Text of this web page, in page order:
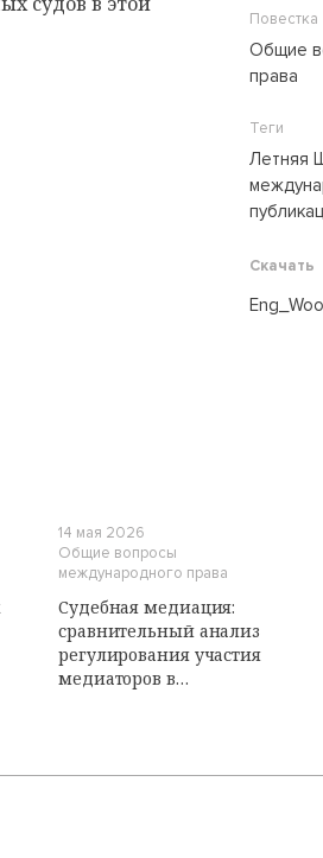
Повестка
Общие
права
Теги
Летняя
Скачать
14 мая 2026
Общие вопросы
международного права
Судебная медиация:
сравнительный анализ
регулирования участия
медиаторов в